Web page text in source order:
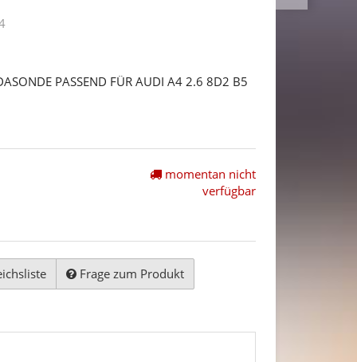
PASSEND FÜR AUDI A4 2.6 8D2 B5
momentan nicht
verfügbar
Frage zum Produkt